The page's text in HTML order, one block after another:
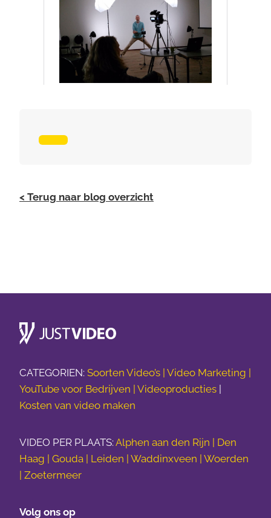
< Terug naar blog overzicht
CATEGORIEN: Soorten Video’s | Video Marketing |
YouTube voor Bedrijven | Videoproducties |
Kosten van video maken
VIDEO PER PLAATS: Alphen aan den Rijn | Den
Haag | Gouda | Leiden | Waddinxveen | Woerden
| Zoetermeer
Volg ons op